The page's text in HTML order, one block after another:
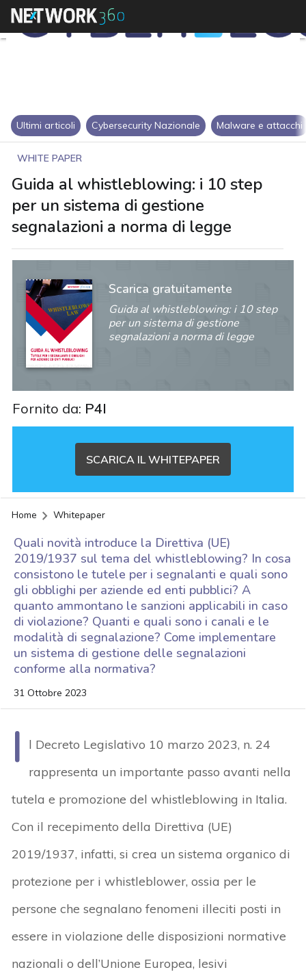
Ultimi articoli Cybersecurity Nazionale Malware e attacchi
WHITE PAPER
Guida al whistleblowing: i 10 step
per un sistema di gestione
segnalazioni a norma di legge
Scarica gratuitamente
Guida al whistleblowing: i 10 step
per un sistema di gestione
segnalazioni a norma di legge
Fornito da: P4I
SCARICA IL WHITEPAPER
Home Whitepaper
Quali novità introduce la Direttiva (UE)
2019/1937 sul tema del whistleblowing? In cosa
consistono le tutele per i segnalanti e quali sono
gli obblighi per aziende ed enti pubblici? A
quanto ammontano le sanzioni applicabili in caso
di violazione? Quanti e quali sono i canali e le
modalità di segnalazione? Come implementare
un sistema di gestione delle segnalazioni
conforme alla normativa?
31 Ottobre 2023
I
l Decreto Legislativo 10 marzo 2023, n. 24
rappresenta un importante passo avanti nella
tutela e promozione del whistleblowing in Italia.
Con il recepimento della Direttiva (UE)
2019/1937, infatti, si crea un sistema organico di
protezione per i whistleblower, ossia per le
persone che segnalano fenomeni illeciti posti in
essere in violazione delle disposizioni normative
nazionali o dell’Unione Europea, lesivi